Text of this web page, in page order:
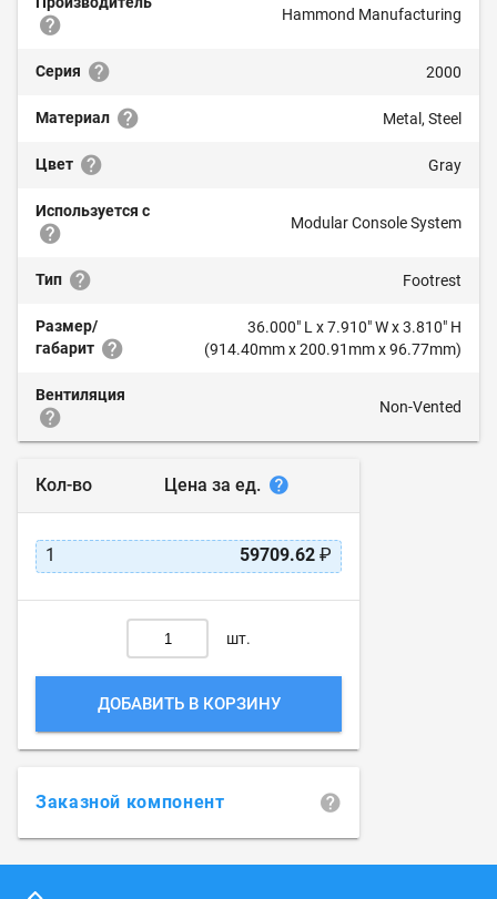
Hammond Manufacturing
Серия 2000
Материал Metal, Steel
Цвет Gray
Используется с
Modular Console System
Тип Footrest
Размер/
габарит
36.000" L x 7.910" W x 3.810" H
(914.40mm x 200.91mm x 96.77mm)
Вентиляция
Non-Vented
Кол-во Цена за ед.
1 59709.62 ₽
шт.
ДОБАВИТЬ В КОРЗИНУ
Заказной компонент